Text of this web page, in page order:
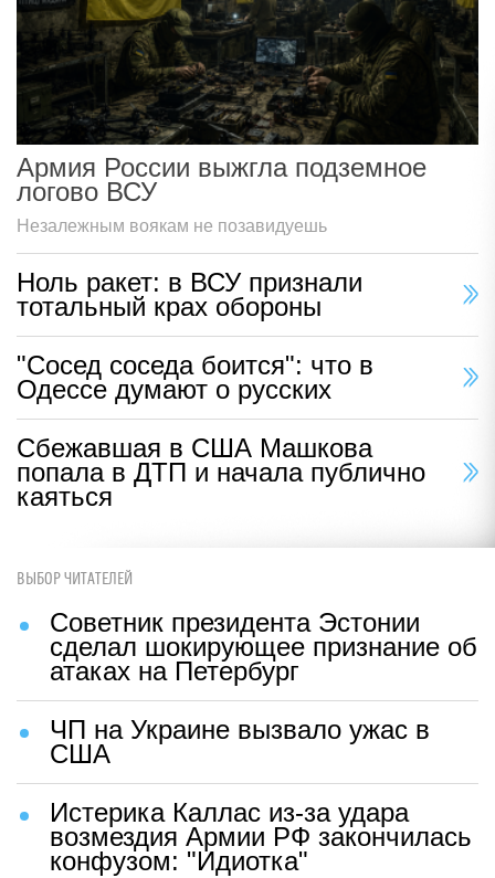
Армия России выжгла подземное
логово ВСУ
Незалежным воякам не позавидуешь
Ноль ракет: в ВСУ признали
тотальный крах обороны
"Сосед соседа боится": что в
Одессе думают о русских
Сбежавшая в США Машкова
попала в ДТП и начала публично
каяться
ВЫБОР ЧИТАТЕЛЕЙ
Советник президента Эстонии
сделал шокирующее признание об
атаках на Петербург
ЧП на Украине вызвало ужас в
США
Истерика Каллас из-за удара
возмездия Армии РФ закончилась
конфузом: "Идиотка"